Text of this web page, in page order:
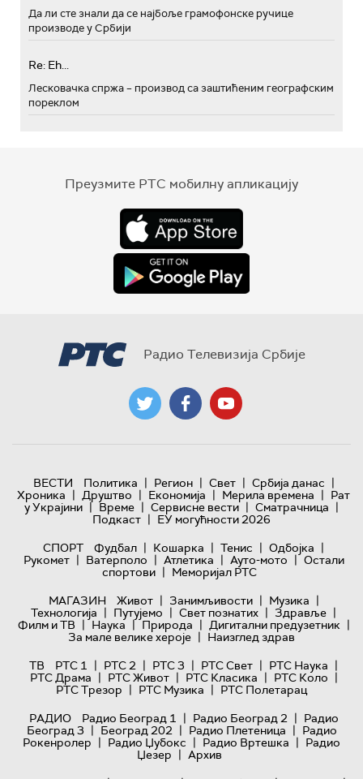
Да ли сте знали да се најбоље грамофонске ручице
производе у Србији
Re: Eh...
Лесковачка спржа – производ са заштићеним географским
пореклом
Преузмите РТС мобилну апликацију
Радио Телевизија Србије
ВЕСТИ Политика | Регион | Свет | Србија данас |
Хроника | Друштво | Економија | Мерила времена | Рат
у Украјини | Време | Сервисне вести | Сматрачница |
Подкаст | ЕУ могућности 2026
СПОРТ
Фудбал | Кошарка | Тенис | Одбојка |
Рукомет | Ватерполо | Атлетика | Ауто-мото | Остали
спортови | Меморијал РТС
МАГАЗИН
Живот | Занимљивости | Музика |
Технологијa | Путујемо | Свет познатих | Здравље |
Филм и ТВ | Наука | Природа | Дигитални предузетник |
За мале велике хероје | Наизглед здрав
ТВ
РТС 1 | РТС 2 | РТС 3 | РТС Свет | РТС Наука |
РТС Драма | РТС Живот | РТС Класика | РТС Коло |
РТС Трезор | РТС Музика | РТС Полетарац
РАДИО
Радио Београд 1 | Радио Београд 2 | Радио
Београд 3 | Београд 202 | Радио Плетеница | Радио
Рокенролер | Радио Џубокс | Радио Вртешка | Радио
Џезер | Архив